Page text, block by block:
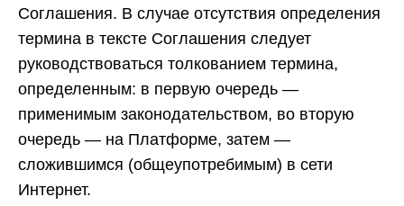
Соглашения. В случае отсутствия определения
термина в тексте Соглашения следует
руководствоваться толкованием термина,
определенным: в первую очередь —
применимым законодательством, во вторую
очередь — на Платформе, затем —
сложившимся (общеупотребимым) в сети
Интернет.